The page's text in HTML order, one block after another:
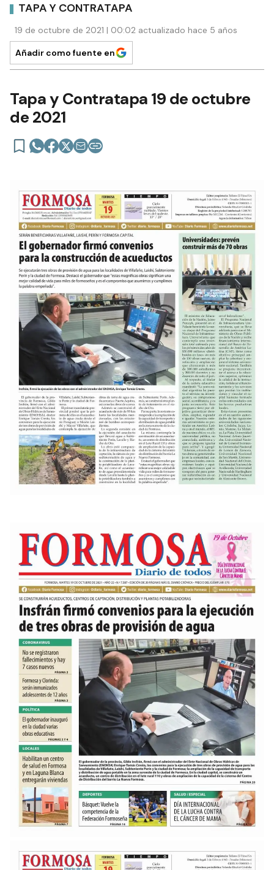
TAPA Y CONTRATAPA
19 de octubre de 2021 | 00:02 actualizado hace 5 años
Añadir como fuente en
Tapa y Contratapa 19 de octubre
de 2021